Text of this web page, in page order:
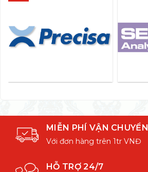
MIỄN PHÍ VẬN CHUYỂN
Với đơn hàng trên 1tr VNĐ
HỖ TRỢ 24/7